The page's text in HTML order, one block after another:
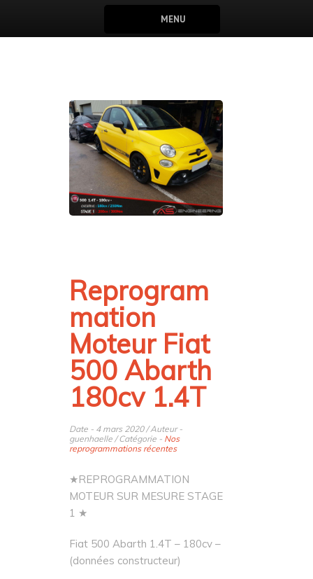
MENU
Reprogram
mation
Moteur Fiat
500 Abarth
180cv 1.4T
Date - 4 mars 2020 / Auteur -
guenhaelle / Catégorie - Nos
reprogrammations récentes
★REPROGRAMMATION
MOTEUR SUR MESURE STAGE
1 ★
Fiat 500 Abarth 1.4T – 180cv –
(données constructeur)